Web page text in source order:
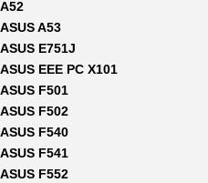
A52
ASUS A53
ASUS E751J
ASUS EEE PC X101
ASUS F501
ASUS F502
ASUS F540
ASUS F541
ASUS F552